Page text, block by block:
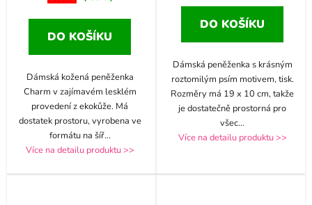
DO KOŠÍKU
Dámská kožená peněženka
Charm v zajímavém lesklém
provedení z ekokůže. Má
dostatek prostoru, vyrobena ve
formátu na šíř...
Více na detailu produktu >>
DO KOŠÍKU
Dámská peněženka s krásným
roztomilým psím motivem, tisk.
Rozměry má 19 x 10 cm, takže
je dostatečně prostorná pro
všec...
Více na detailu produktu >>